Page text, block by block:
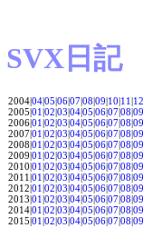
SVX日記
2004|04|05|06|07|08|09|10|11|12
2005|01|02|03|04|05|06|07|08|09
2006|01|02|03|04|05|06|07|08|09
2007|01|02|03|04|05|06|07|08|09
2008|01|02|03|04|05|06|07|08|09
2009|01|02|03|04|05|06|07|08|09
2010|01|02|03|04|05|06|07|08|09
2011|01|02|03|04|05|06|07|08|09
2012|01|02|03|04|05|06|07|08|09
2013|01|02|03|04|05|06|07|08|09
2014|01|02|03|04|05|06|07|08|09
2015|01|02|03|04|05|06|07|08|09